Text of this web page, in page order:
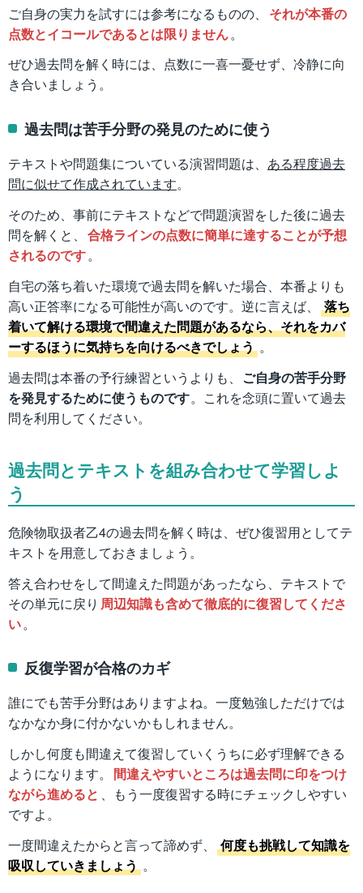
ご自身の実力を試すには参考になるものの、
それが本番の
点数とイコールであるとは限りません。
ぜひ過去問を解く時には、点数に一喜一憂せず、冷静に向
き合いましょう。
過去問は苦手分野の発見のために使う
テキストや問題集についている演習問題は、 ある程度過去
問に似せて作成されています。
そのため、事前にテキストなどで問題演習をした後に過去
問を解くと、 合格ラインの点数に簡単に達することが予想
されるのです。
自宅の落ち着いた環境で過去問を解いた場合、本番よりも
高い正答率になる可能性が高いのです。逆に言えば、
落ち
着いて解ける環境で間違えた問題があるなら、それをカバ
ーするほうに気持ちを向けるべきでしょう 。
過去問は本番の予行練習というよりも、
ご自身の苦手分野
を発見するために使うものです。これを念頭に置いて過去
問を利用してください。
過去問とテキストを組み合わせて学習しよ
う
危険物取扱者乙4の過去問を解く時は、ぜひ復習用としてテ
キストを用意しておきましょう。
答え合わせをして間違えた問題があったなら、テキストで
その単元に戻り 周辺知識も含めて徹底的に復習してくださ
い。
反復学習が合格のカギ
誰にでも苦手分野はありますよね。一度勉強しただけでは
なかなか身に付かないかもしれません。
しかし何度も間違えて復習していくうちに必ず理解できる
ようになります。
間違えやすいところは過去問に印をつけ
ながら進めると 、もう一度復習する時にチェックしやすい
ですよ。
一度間違えたからと言って諦めず、
何度も挑戦して知識を
吸収していきましょう 。